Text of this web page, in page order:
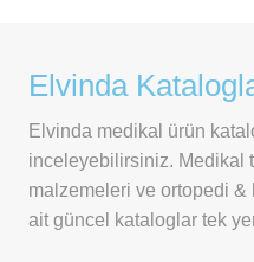
Elvinda
Elvinda medikal ürün
inceleyebilirsiniz. Medikal
malzemeleri ve ortopedi &
ait güncel kataloglar tek